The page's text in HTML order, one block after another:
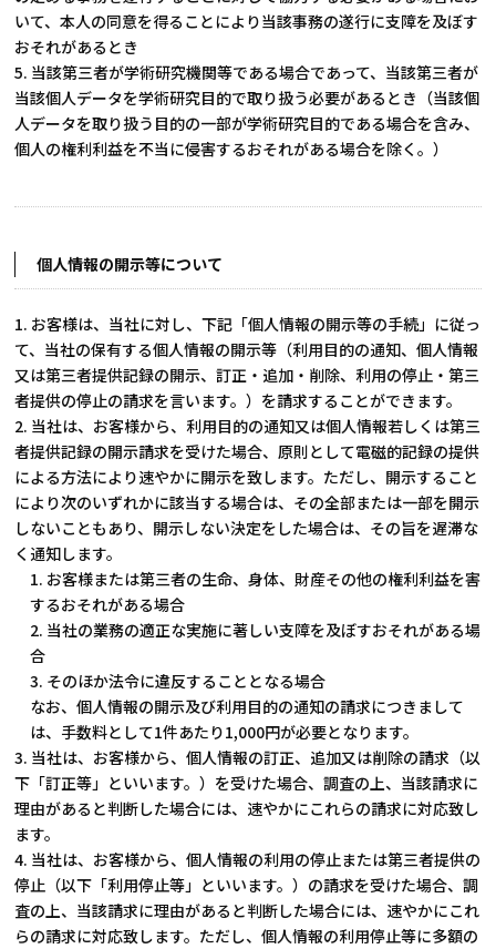
いて、本人の同意を得ることにより当該事務の遂行に支障を及ぼす
おそれがあるとき
5. 当該第三者が学術研究機関等である場合であって、当該第三者が
当該個人データを学術研究目的で取り扱う必要があるとき（当該個
人データを取り扱う目的の一部が学術研究目的である場合を含み、
個人の権利利益を不当に侵害するおそれがある場合を除く。）
個人情報の開示等について
1. お客様は、当社に対し、下記「個人情報の開示等の手続」に従っ
て、当社の保有する個人情報の開示等（利用目的の通知、個人情報
又は第三者提供記録の開示、訂正・追加・削除、利用の停止・第三
者提供の停止の請求を言います。）を請求することができます。
2. 当社は、お客様から、利用目的の通知又は個人情報若しくは第三
者提供記録の開示請求を受けた場合、原則として電磁的記録の提供
による方法により速やかに開示を致します。ただし、開示すること
により次のいずれかに該当する場合は、その全部または一部を開示
しないこともあり、開示しない決定をした場合は、その旨を遅滞な
く通知します。
1. お客様または第三者の生命、身体、財産その他の権利利益を害
するおそれがある場合
2. 当社の業務の適正な実施に著しい支障を及ぼすおそれがある場
合
3. そのほか法令に違反することとなる場合
なお、個人情報の開示及び利用目的の通知の請求につきまして
は、手数料として1件あたり1,000円が必要となります。
3. 当社は、お客様から、個人情報の訂正、追加又は削除の請求（以
下「訂正等」といいます。）を受けた場合、調査の上、当該請求に
理由があると判断した場合には、速やかにこれらの請求に対応致し
ます。
4. 当社は、お客様から、個人情報の利用の停止または第三者提供の
停止（以下「利用停止等」といいます。）の請求を受けた場合、調
査の上、当該請求に理由があると判断した場合には、速やかにこれ
らの請求に対応致します。ただし、個人情報の利用停止等に多額の